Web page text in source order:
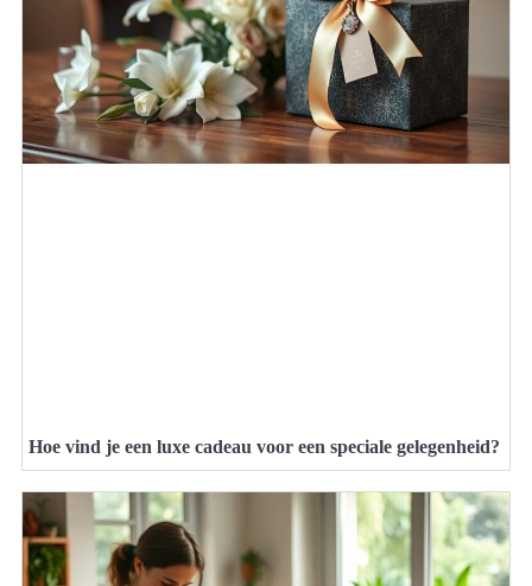
Hoe vind je een luxe cadeau voor een speciale gelegenheid?